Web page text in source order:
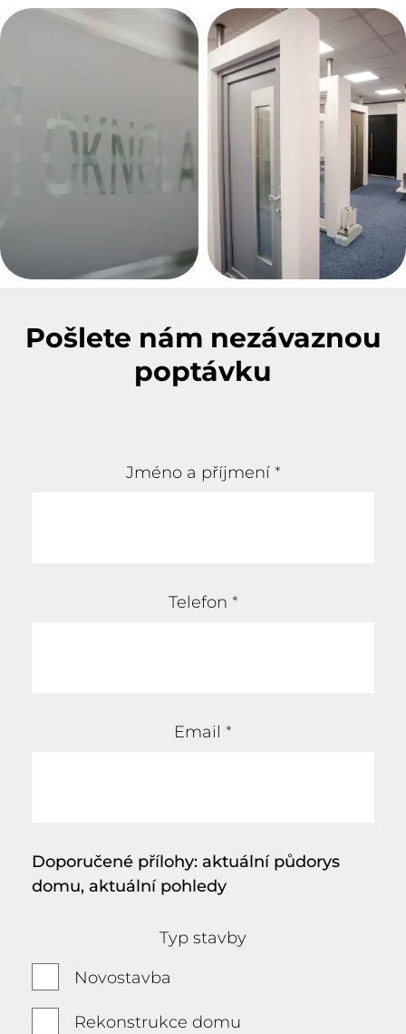
Pošlete nám nezávaznou
poptávku
Jméno a příjmení *
Telefon *
Email *
Doporučené přílohy: aktuální půdorys
domu, aktuální pohledy
Typ stavby
Novostavba
Rekonstrukce domu